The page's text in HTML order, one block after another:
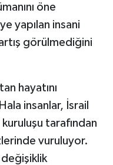
öne
yapılan insani
görülmediğini
hayatını
insanlar, İsrail
tarafından
vuruluyor.
değişiklik